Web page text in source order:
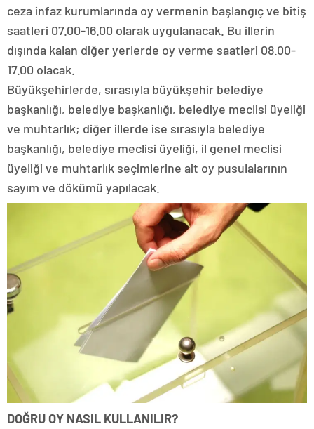
ceza infaz kurumlarında oy vermenin başlangıç ve bitiş
saatleri 07.00-16.00 olarak uygulanacak. Bu illerin
dışında kalan diğer yerlerde oy verme saatleri 08.00-
17.00 olacak.
Büyükşehirlerde, sırasıyla büyükşehir belediye
başkanlığı, belediye başkanlığı, belediye meclisi üyeliği
ve muhtarlık; diğer illerde ise sırasıyla belediye
başkanlığı, belediye meclisi üyeliği, il genel meclisi
üyeliği ve muhtarlık seçimlerine ait oy pusulalarının
sayım ve dökümü yapılacak.
DOĞRU OY NASIL KULLANILIR?